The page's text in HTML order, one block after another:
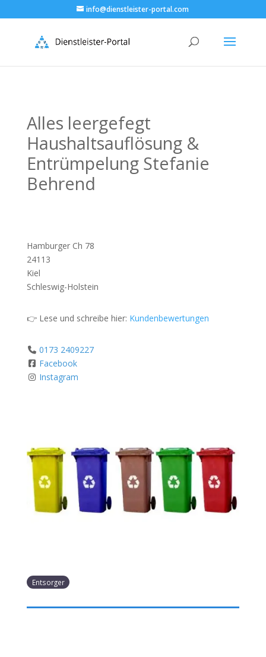
info@dienstleister-portal.com
Alles leergefegt
Haushaltsauflösung &
Entrümpelung Stefanie
Behrend
Hamburger Ch 78
24113
Kiel
Schleswig-Holstein
👉 Lese und schreibe hier: Kundenbewertungen
0173 2409227
Facebook
Instagram
Entsorger